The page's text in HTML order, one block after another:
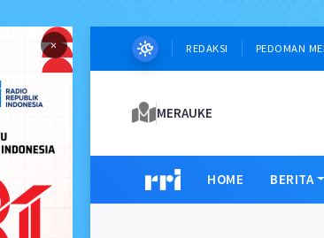
× REDAKSI PEDOMAN
MERAUKE
HOME BERITA